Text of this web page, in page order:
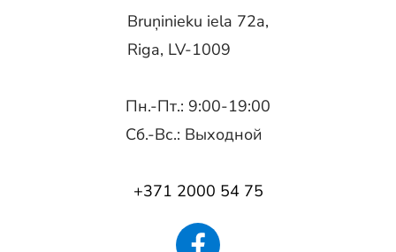
Bruņinieku iela 72a,
Riga, LV-1009
Пн.-Пт.: 9:00-19:00
Сб.-Вс.: Выходной
+371 2000 54 75